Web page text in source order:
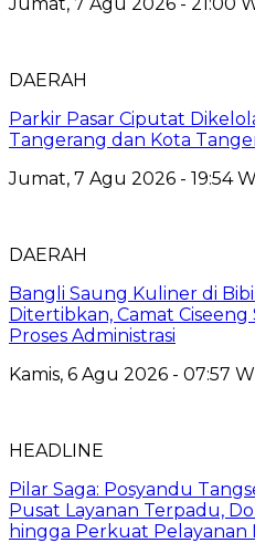
DAERAH
Parkir Pasar Ciputat
Tangerang dan Kota
Jumat, 7 Agu 2026 - 19:54
DAERAH
Bangli Saung Kuliner di
Ditertibkan, Camat
Proses Administrasi
Kamis, 6 Agu 2026 - 07:57
HEADLINE
Pilar Saga: Posyandu
Pusat Layanan Terpadu,
hingga Perkuat Pelayanan